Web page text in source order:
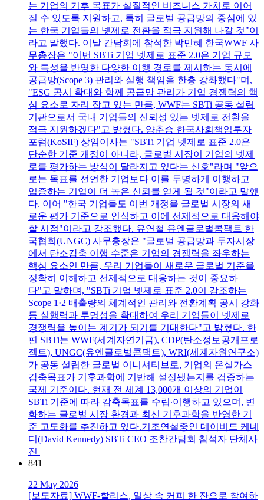
는 기업의 기후 목표가 실질적인 비즈니스 가치로 이어
질 수 있도록 지원하고, 특히 글로벌 공급망의 중심에 있
는 한국 기업들의 넷제로 전환을 적극 지원해 나갈 것"이
라고 말했다. 이날 간담회에 참석한 박민혜 한국WWF 사
무총장은 "이번 SBTi 기업 넷제로 표준 2.0은 기업 규모
와 특성을 반영한 다양한 이행 경로를 제시하는 동시에
공급망(Scope 3) 관리와 실행 책임을 한층 강화했다"며,
"ESG 공시 확대와 함께 공급망 관리가 기업 경쟁력의 핵
심 요소로 자리 잡고 있는 만큼, WWF는 SBTi 공동 설립
기관으로서 국내 기업들의 신뢰성 있는 넷제로 전환을
적극 지원하겠다"고 밝혔다. 양춘승 한국사회책임투자
포럼(KoSIF) 상임이사는 "SBTi 기업 넷제로 표준 2.0은
단순한 기준 개정이 아니라, 글로벌 시장이 기업의 넷제
로를 평가하는 방식이 달라지고 있다는 신호"라며 "앞으
로는 목표를 선언한 기업보다 이를 투명하게 이행하고
입증하는 기업이 더 높은 신뢰를 얻게 될 것"이라고 말했
다. 이어 "한국 기업들도 이번 개정을 글로벌 시장의 새
로운 평가 기준으로 인식하고 이에 선제적으로 대응해야
할 시점"이라고 강조했다. 유연철 유엔글로벌콤팩트 한
국협회(UNGC) 사무총장은 "글로벌 공급망과 투자시장
에서 탄소감축 이행 수준은 기업의 경쟁력을 좌우하는
핵심 요소인 만큼, 우리 기업들이 새로운 글로벌 기준을
정확히 이해하고 선제적으로 대응하는 것이 중요하
다"고 말하며, "SBTi 기업 넷제로 표준 2.0이 강조하는
Scope 1·2 배출량의 체계적인 관리와 전환계획 공시 강화
등 실행력과 투명성을 확대하여 우리 기업들이 넷제로
경쟁력을 높이는 계기가 되기를 기대한다"고 밝혔다. 한
편 SBTi는 WWF(세계자연기금), CDP(탄소정보공개프로
젝트), UNGC(유엔글로벌콤팩트), WRI(세계자원연구소)
가 공동 설립한 글로벌 이니셔티브로, 기업의 온실가스
감축목표가 기후과학에 기반해 설정됐는지를 검증하는
국제 기준이다. 현재 전 세계 13,000개 이상의 기업이
SBTi 기준에 따라 감축목표를 수립∙이행하고 있으며, 변
화하는 글로벌 시장 환경과 최신 기후과학을 반영한 기
준 고도화를 추진하고 있다.기조연설중인 데이비드 케네
디(David Kennedy) SBTi CEO 조찬간담회 참석자 단체사
진
841
22 May 2026
[보도자료] WWF-할리스, 일상 속 커피 한 잔으로 참여하